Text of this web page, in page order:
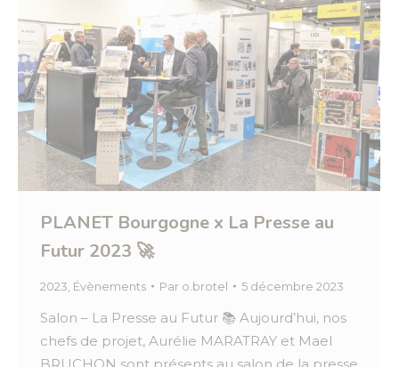
PLANET Bourgogne x La Presse au
Futur 2023 🚀
2023, Évènements Par o.brotel 5 décembre 2023
Salon – La Presse au Futur 📚 Aujourd’hui, nos
chefs de projet, Aurélie MARATRAY et Mael